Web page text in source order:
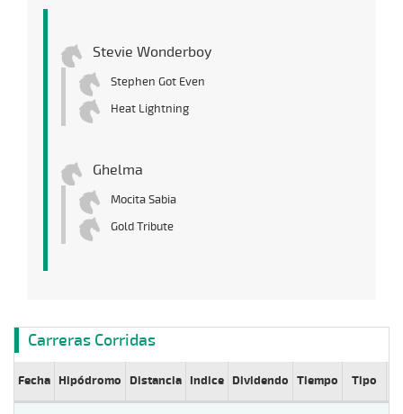
Stevie Wonderboy
Stephen Got Even
Heat Lightning
Ghelma
Mocita Sabia
Gold Tribute
Carreras Corridas
Fecha Hipódromo Distancia Indice Dividendo Tiempo Tipo